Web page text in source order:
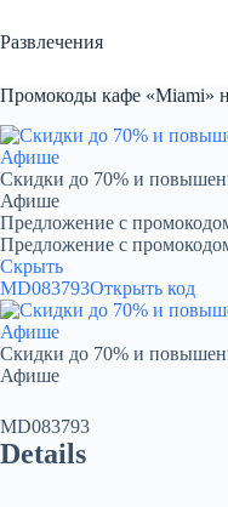
к
сути
Развлечения
Промокоды кафе «Miami»
Скидки до 70% и
Афише
Предложение с
Предложение с
Скрыть
MD083793Открыть код
Скидки до 70% и
Афише
MD083793
Details